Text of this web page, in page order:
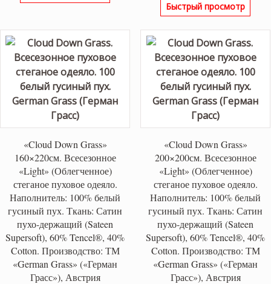
Быстрый просмотр
«Cloud Down Grass»
160×220см. Всесезонное
«Light» (Облегченное)
стеганое пуховое одеяло.
Наполнитель: 100% белый
гусиный пух. Ткань: Сатин
пухо-держащий (Sateen
Supersoft), 60% Tencel®, 40%
Cotton. Производство: ТМ
«German Grass» («Герман
Грасс»), Австрия
«Cloud Down Grass»
200×200см. Всесезонное
«Light» (Облегченное)
стеганое пуховое одеяло.
Наполнитель: 100% белый
гусиный пух. Ткань: Сатин
пухо-держащий (Sateen
Supersoft), 60% Tencel®, 40%
Cotton. Производство: ТМ
«German Grass» («Герман
Грасс»), Австрия